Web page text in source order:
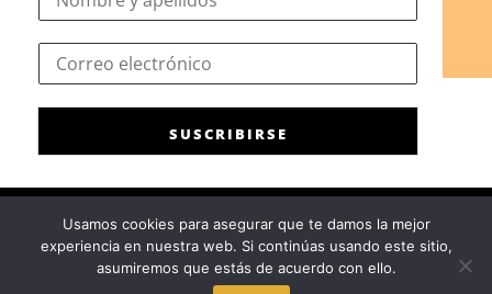
r
e
e
c
r
n
c
C
o
e
c
SUSCRIBIRSE
Consejo General de la Psicología de España|Privacidad|Aviso
Legal| Política de cookies
Usamos cookies para asegurar que te damos la mejor
experiencia en nuestra web. Si continúas usando este sitio,
asumiremos que estás de acuerdo con ello.